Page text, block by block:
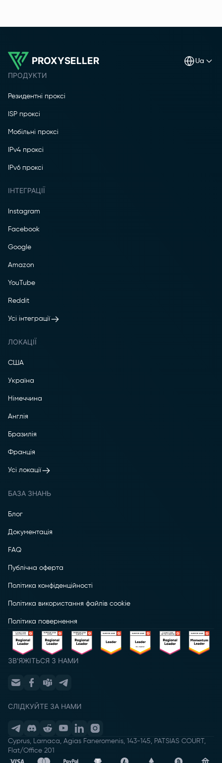
PROXYSELLER ua
ПРОДУКТИ
Резидентні проксі
ISP проксі
Мобільні проксі
IPv4 проксі
IPv6 проксі
ІНТЕГРАЦІЇ
Instagram
Facebook
Google
Amazon
YouTube
Reddit
Усі інтеграції
ЛОКАЦІЇ
США
Україна
Німеччина
Англія
Бразилія
Франція
Усі локації
БАЗА ЗНАНЬ
Блог
Документація
FAQ
Публічна оферта
Політика конфіденційності
Політика використання файлів cookie
Політика повернення
ЗВ'ЯЖІТЬСЯ З НАМИ
СЛІДКУЙТЕ ЗА НАМИ
Cyprus, Larnaca, Agias Faneromenis, 143-145, PATSIAS COURT,
Flat/Office 201